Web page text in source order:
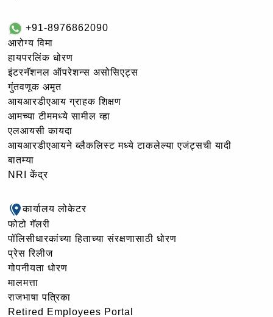
+91-8976862090
आरोग्य विमा
हायपरलिंक धोरण
इंटरनॅशनल ऑपरेशन्स असोसिएट्स
गुंतवणूक अमृत
आयआरडीएआय ग्राहक शिक्षण
आमच्या टीममध्ये सामील व्हा
एलआयसी कायदा
आयआरडीएआयने ब्लैकलिस्ट मध्ये टाकलेल्या एजंट्सची यादी
बातम्या
NRI केंद्र
कार्यालय लोकेटर
फोटो गॅलरी
पॉलिसीधारकांच्या हिताच्या संरक्षणासाठी धोरण
प्रेस रिलीज
गोपनीयता धोरण
मालमत्ता
राजभाषा पत्रिका
Retired Employees Portal